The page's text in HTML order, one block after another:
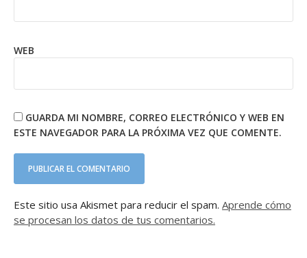
WEB
GUARDA MI NOMBRE, CORREO ELECTRÓNICO Y WEB EN
ESTE NAVEGADOR PARA LA PRÓXIMA VEZ QUE COMENTE.
Este sitio usa Akismet para reducir el spam. Aprende cómo
se procesan los datos de tus comentarios.